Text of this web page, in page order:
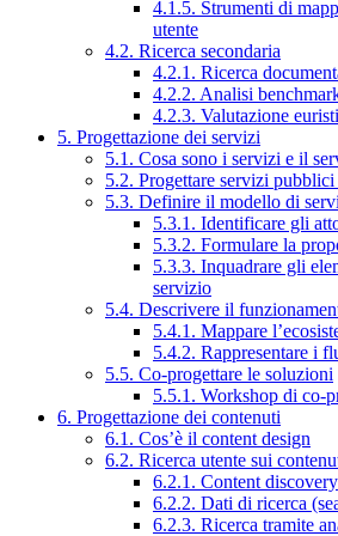
4.1.5. Strumenti di
utente
4.2. Ricerca secondaria
4.2.1. Ricerca
4.2.2. Analisi
4.2.3. Valutazione
5. Progettazione dei servizi
5.1. Cosa sono i servizi e il
5.2. Progettare servizi
5.3. Definire il modello di
5.3.1. Identificare gli
5.3.2. Formulare la
5.3.3. Inquadrare gli
servizio
5.4. Descrivere il
5.4.1. Mappare
5.4.2. Rappresentare i
5.5. Co-progettare le soluzioni
5.5.1. Workshop di co-
6. Progettazione dei contenuti
6.1. Cos’è il content design
6.2. Ricerca utente sui
6.2.1. Content discovery
6.2.2. Dati di ricerca
6.2.3. Ricerca tramite